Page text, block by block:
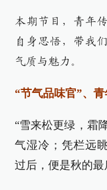
本期节目，青年
自身思悟，带我
气质与魅力。
“节气品味官”、
“雪来松更绿，霜
气湿冷；凭栏远
过后，便是秋的最